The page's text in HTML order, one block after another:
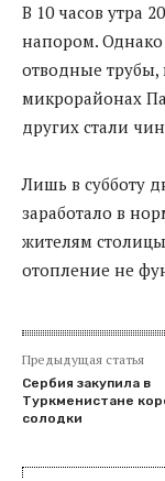
В 10 часов утра
напором. Однако
отводные трубы,
микрорайонах
других стали
Лишь в субботу
заработало в
жителям
отопление не
Предыдущая статья
Сербия закупила в
Туркменистане
солодки